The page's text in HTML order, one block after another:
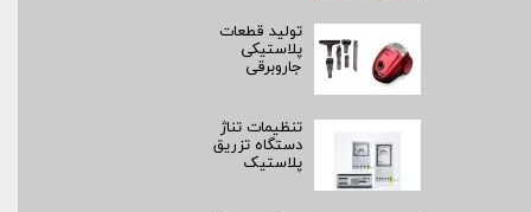
تولید قطعات
پلاستیکی
جاروبرقی
تنظیمات تناژ
دستگاه تزریق
پلاستیک